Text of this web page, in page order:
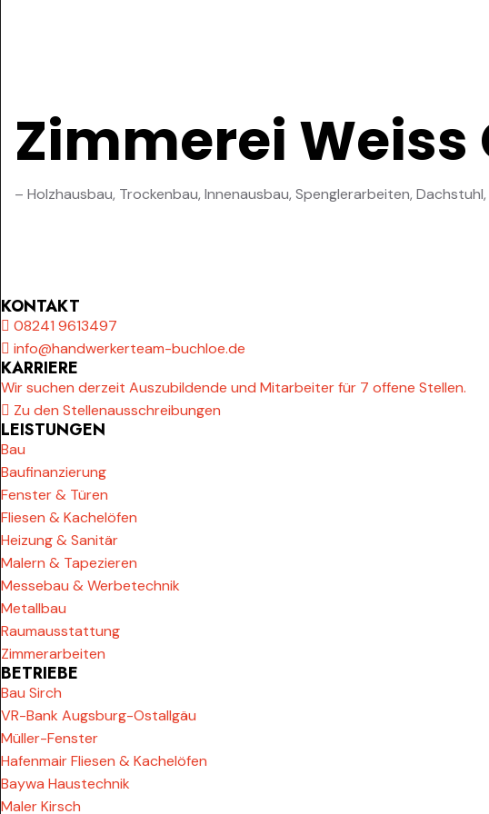
Zimmerei Weiss
– Holzhausbau, Trockenbau, Innenausbau, Spenglerarbeiten,
KONTAKT
08241 9613497
info@handwerkerteam-buchloe.de
KARRIERE
Wir suchen derzeit Auszubildende und Mitarbeiter für 7 offene Stellen.
Zu den Stellenausschreibungen
LEISTUNGEN
Bau
Baufinanzierung
Fenster & Türen
Fliesen & Kachelöfen
Heizung & Sanitär
Malern & Tapezieren
Messebau & Werbetechnik
Metallbau
Raumausstattung
Zimmerarbeiten
BETRIEBE
Bau Sirch
VR-Bank Augsburg-Ostallgäu
Müller-Fenster
Hafenmair Fliesen & Kachelöfen
Baywa Haustechnik
Maler Kirsch